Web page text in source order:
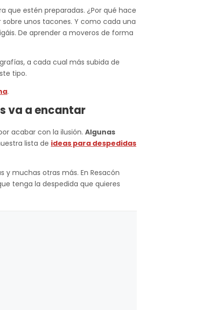
que estén preparadas. ¿Por qué hace
unos tacones. Y como cada una
De aprender a moveros de forma
a cada cual más subida de
tipo.
.
va a encantar
acabar con la ilusión. Algunas
lista de ideas para despedidas
muchas otras más. En Resacón
tenga la despedida que quieres